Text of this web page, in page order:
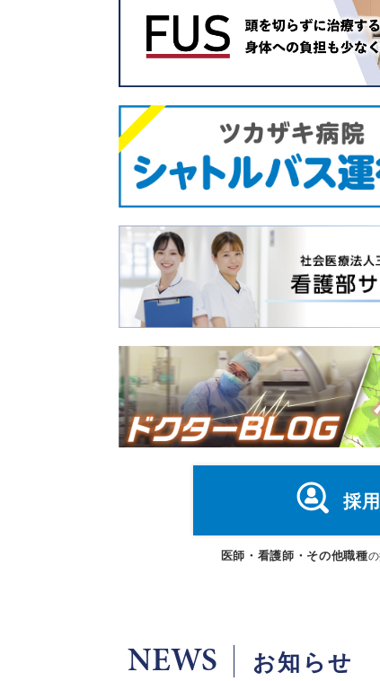
採
医師・看護師・その他職種
NEWS お知らせ